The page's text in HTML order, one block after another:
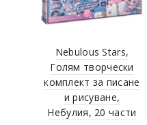
BAYER
Bestway
BIGJIGS
BRIO
Cararama
Nebulous Stars,
Голям творчески
комплект за писане
и рисуване,
Небулия, 20 части